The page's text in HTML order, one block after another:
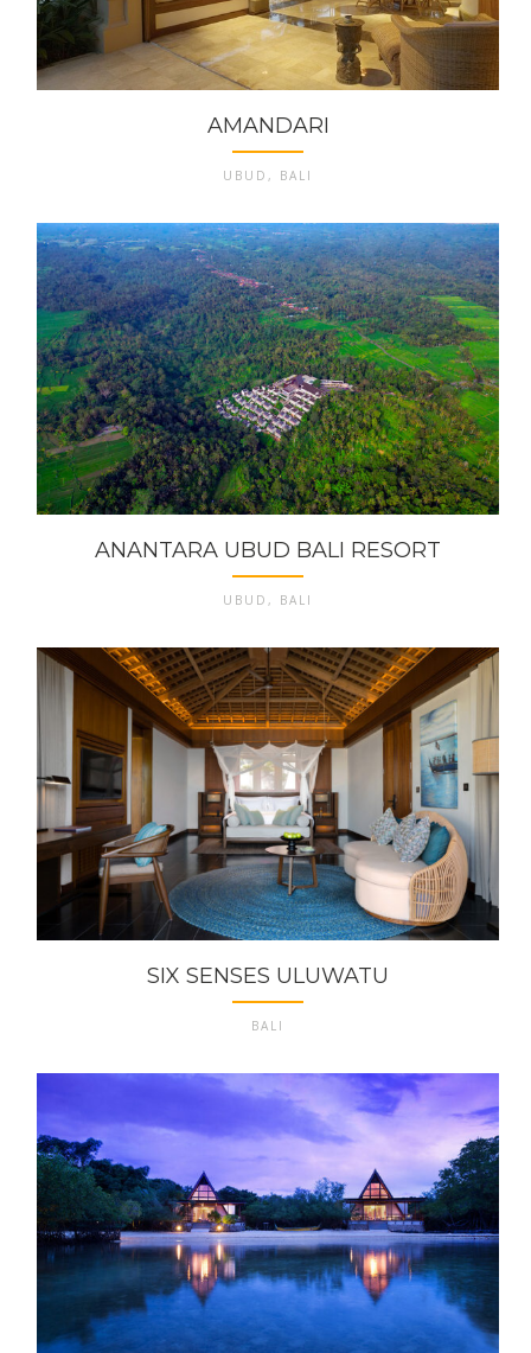
AMANDARI
UBUD, BALI
ANANTARA UBUD BALI RESORT
UBUD, BALI
SIX SENSES ULUWATU
BALI